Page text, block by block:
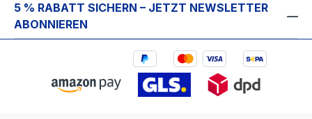
5 % RABATT SICHERN – JETZT NEWSLETTER
ABONNIEREN